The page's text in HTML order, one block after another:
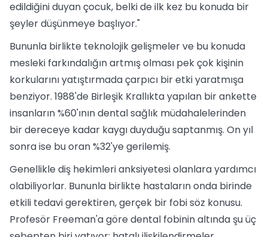
edildiğini duyan çocuk, belki de ilk kez bu konuda bir
şeyler düşünmeye başlıyor."
Bununla birlikte teknolojik gelişmeler ve bu konuda
mesleki farkındalığın artmış olması pek çok kişinin
korkularını yatıştırmada çarpıcı bir etki yaratmışa
benziyor. 1988'de Birleşik Krallıkta yapılan bir ankette
insanların %60'ının dental sağlık müdahalelerinden
bir dereceye kadar kaygı duyduğu saptanmış. On yıl
sonra ise bu oran %32'ye gerilemiş.
Genellikle diş hekimleri anksiyetesi olanlara yardımcı
olabiliyorlar. Bununla birlikte hastaların onda birinde
etkili tedavi gerektiren, gerçek bir fobi söz konusu.
Profesör Freeman'a göre dental fobinin altında şu üç